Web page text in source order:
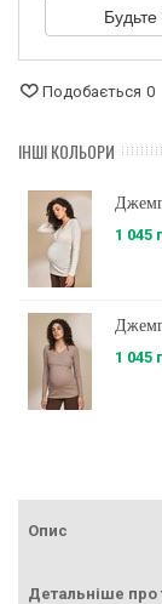
Подобається 0
ІНШІ КОЛЬОРИ
1 045
1 045
Опис
Детальніше про